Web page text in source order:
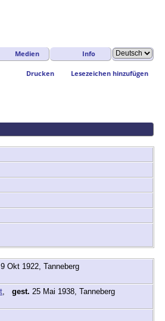
Medien Info
Drucken Lesezeichen hinzufügen
9 Okt 1922, Tanneberg
gest. 25 Mai 1938, Tanneberg